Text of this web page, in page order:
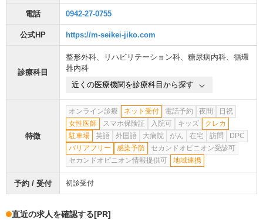
電話 0942-27-0755
公式HP https://m-seikei-jiko.com
診療科目
整形外科、 リハビリテーション科、 糖尿病内科、 循環
器内科
近くの医療機関を診療科目から探す
特徴
オンライン診療 ネット受付 電話予約 夜間
日祝
女性医師
スマホ保険証 入院可 キッズ
クレカ
駐車場
英語 外国語 大病院 がん 在宅 訪問
DPC
バリアフリー
感染予防
セカンドオピニオン受診可
セカンドオピニオン情報提供可
地域連携
予約 / 受付 初診受付
直近の求人を確認する[PR]